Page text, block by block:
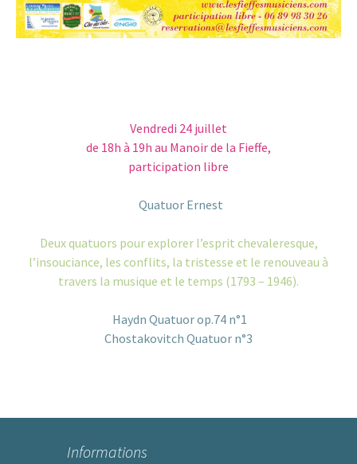
Vendredi 24 juillet
de 18h à 19h au Manoir de la Fieffe,
participation libre
Quatuor Ernest
Deux quatuors pour explorer l’esprit chevaleresque,
l’insouciance, les conflits, la tristesse et le renouveau à
travers la musique et le temps (1793 – 1946).
Haydn Quatuor op.74 n°1
Chostakovitch Quatuor n°3
Informations